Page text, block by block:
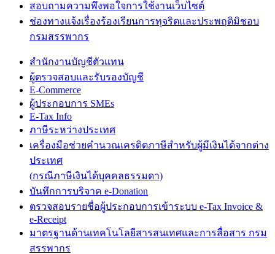
สอบถามความพึงพอใจการใช้งานเว็บไซต์
ช่องทางแจ้งเรื่องร้องเรียนการทุจริตและประพฤติมิชอบ
กรมสรรพากร
สำนักงานบัญชีตัวแทน
ผู้ตรวจสอบและรับรองบัญชี
E-Commerce
ผู้ประกอบการ SMEs
E-Tax Info
ภาษีระหว่างประเทศ
เครื่องมือช่วยคำนวณเครดิตภาษีสำหรับผู้มีเงินได้จากต่าง
ประเทศ
(กรณีภาษีเงินได้บุคคลธรรมดา)
บันทึกการบริจาค e-Donation
ตรวจสอบรายชื่อผู้ประกอบการเข้าระบบ e-Tax Invoice &
e-Receipt
มาตรฐานด้านเทคโนโลยีสารสนเทศและการสื่อสาร กรม
สรรพากร